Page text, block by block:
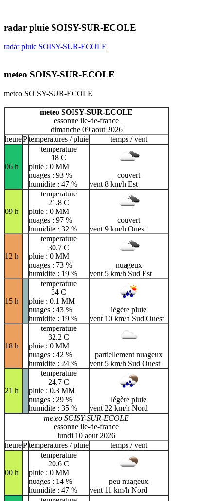
radar pluie SOISY-SUR-ECOLE
radar pluie SOISY-SUR-ECOLE
meteo SOISY-SUR-ECOLE
meteo SOISY-SUR-ECOLE
meteo SOISY-SUR-ECOLE
essonne ile-de-france
dimanche 09 aout 2026
heurePtemperatures / pluie temps / vent
06 h
temperature
18 C
pluie : 0 MM
nuages : 93 %
humidite : 47 %
couvert
vent 8 km/h Est
09 h
temperature
21.8 C
pluie : 0 MM
nuages : 97 %
humidite : 32 %
couvert
vent 9 km/h Ouest
12 h
temperature
30.7 C
pluie : 0 MM
nuages : 73 %
humidite : 19 %
nuageux
vent 5 km/h Sud Est
15 h
temperature
34 C
pluie : 0.1 MM
nuages : 43 %
humidite : 19 %
légère pluie
vent 10 km/h Sud Ouest
18 h
temperature
32.2 C
pluie : 0 MM
nuages : 42 %
humidite : 24 %
partiellement nuageux
vent 5 km/h Sud Ouest
21 h
temperature
24.7 C
pluie : 0.3 MM
nuages : 29 %
humidite : 35 %
légère pluie
vent 22 km/h Nord
meteo SOISY-SUR-ECOLE
essonne ile-de-france
lundi 10 aout 2026
heurePtemperatures / pluie temps / vent
00 h
temperature
20.6 C
pluie : 0 MM
nuages : 14 %
humidite : 47 %
peu nuageux
vent 11 km/h Nord